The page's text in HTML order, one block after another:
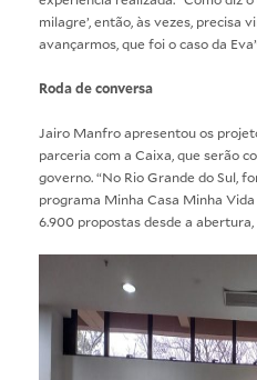
milagre’, então, às vezes, precisa
avançarmos, que foi o caso da
Roda de conversa
Jairo Manfro apresentou os
parceria com a Caixa, que serão
governo. “No Rio Grande do Sul,
programa Minha Casa Minha
6.900 propostas desde a abertura,